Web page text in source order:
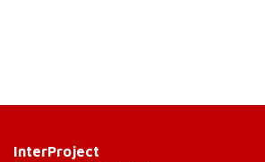
InterProject